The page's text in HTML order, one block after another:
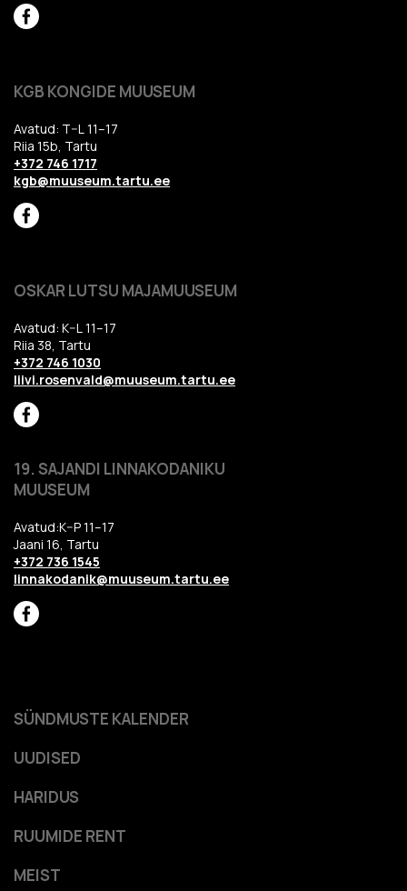
KGB KONGIDE MUUSEUM
Avatud: T–L 11–17
Riia 15b, Tartu
+372 746 1717
kgb@muuseum.tartu.ee
OSKAR LUTSU MAJAMUUSEUM
Avatud: K–L 11–17
Riia 38, Tartu
+372 746 1030
liivi.rosenvald@muuseum.tartu.ee
19. SAJANDI LINNAKODANIKU
MUUSEUM
Avatud:K–P 11–17
Jaani 16, Tartu
+372 736 1545
linnakodanik@muuseum.tartu.ee
HARIDUS
RUUMIDE RENT
MEIST
SÜNDMUSTE KALENDER
UUDISED